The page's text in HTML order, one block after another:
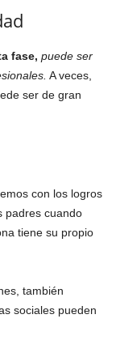
fase, puede ser
A veces,
ser de gran
con los logros
padres cuando
tiene su propio
también
sociales pueden